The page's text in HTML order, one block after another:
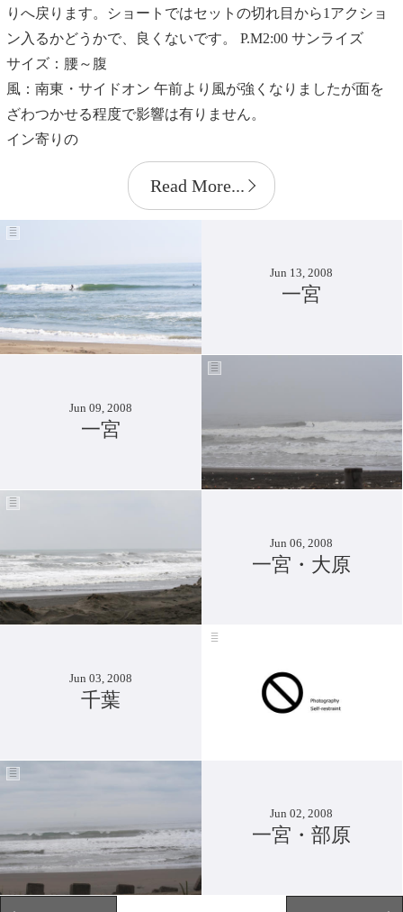
りへ戻ります。ショートではセットの切れ目から1アクショ
ン入るかどうかで、良くないです。 P.M2:00サンライズ
サイズ：腰～腹
風：南東・サイドオン 午前より風が強くなりましたが面を
ざわつかせる程度で影響は有りません。
イン寄りの
Read More...
Jun 13, 2008
一宮
Jun 09, 2008
一宮
Jun 06, 2008
一宮・大原
Jun 03, 2008
千葉
Jun 02, 2008
一宮・部原